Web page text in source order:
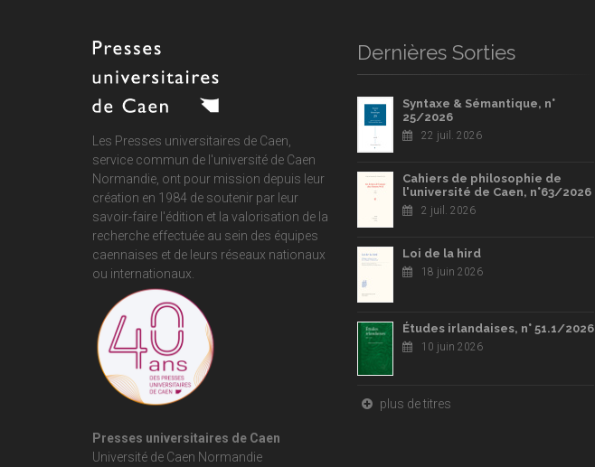
Les Presses universitaires de Caen,
service commun de l'université de Caen
Normandie , ont pour mission depuis leur
création en 1984 de soutenir par leur
savoir-faire l'édition et la valorisation de la
recherche effectuée au sein des équipes
caennaises et de leurs réseaux nationaux
ou internationaux.
Presses universitaires de Caen
Université de Caen Normandie
Dernières Sorties
Syntaxe & Sémantique, n°
25/2026
22 juil. 2026
Cahiers de philosophie de
l'université de Caen, n°63/2026
2 juil. 2026
Loi de la hird
18 juin 2026
Études irlandaises, n° 51.1/2026
10 juin 2026
plus de titres